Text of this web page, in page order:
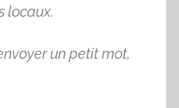
locaux.
un petit mot,